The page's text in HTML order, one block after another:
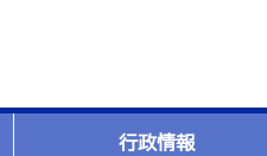
行政情報